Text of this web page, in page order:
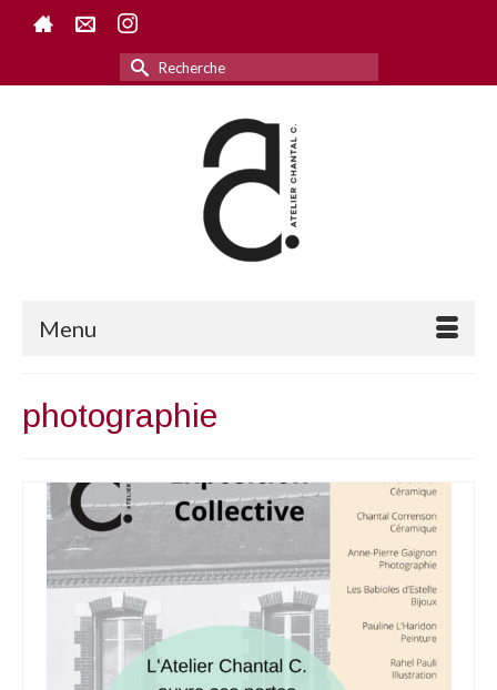
Rechercher :
Menu
photographie